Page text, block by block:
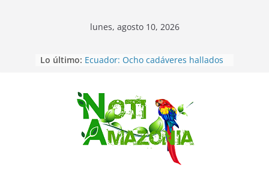
Saltar
lunes, agosto 10, 2026
Lo último: Ecuador: Ocho cadáveres hallados
atrajo a miles de personas en la
edición 2026 (video)
Pastaza: Fiscal no emite cargos
contra hombre de 50años que
mantenía relacion de «noviazgo»
con una menor de10 años en